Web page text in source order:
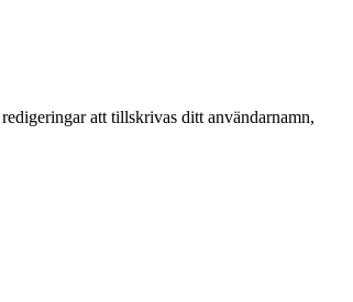
att tillskrivas ditt användarnamn,